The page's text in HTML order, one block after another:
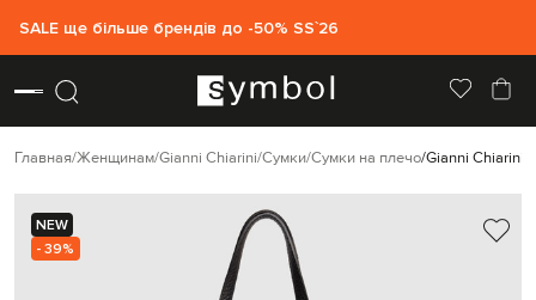
SALE ще більше брендів до -50% SS`26
Главная Женщинам Gianni Chiarini Сумки Сумки на плечо Gianni Chiarini
NEW
- 39%